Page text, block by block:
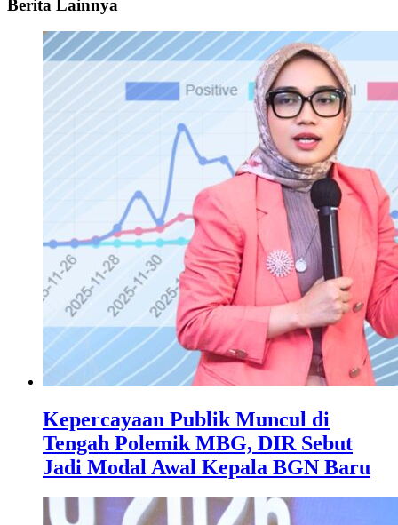
Berita Lainnya
Kepercayaan Publik Muncul di
Tengah Polemik MBG, DIR Sebut
Jadi Modal Awal Kepala BGN Baru